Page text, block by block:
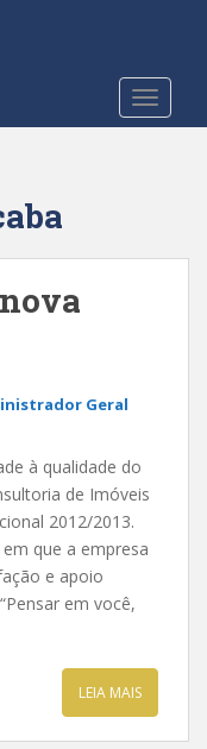
Geral
à qualidade do
de Imóveis
2012/2013.
que a empresa
e apoio
em você,
LEIA MAIS